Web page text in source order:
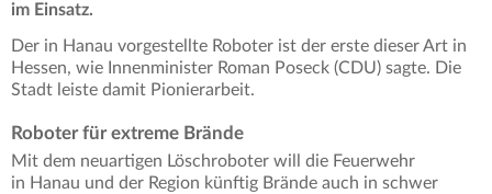
im Einsatz.
Der in Hanau vorgestellte Roboter ist der erste dieser Art in
Hessen, wie Innenminister Roman Poseck (CDU) sagte. Die
Stadt leiste damit Pionierarbeit.
Roboter für extreme Brände
Mit dem neuartigen Löschroboter will die Feuerwehr
in Hanau und der Region künftig Brände auch in schwer